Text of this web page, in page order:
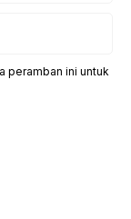
peramban ini untuk